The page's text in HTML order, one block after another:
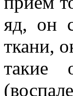
яд, он
ткани,
такие